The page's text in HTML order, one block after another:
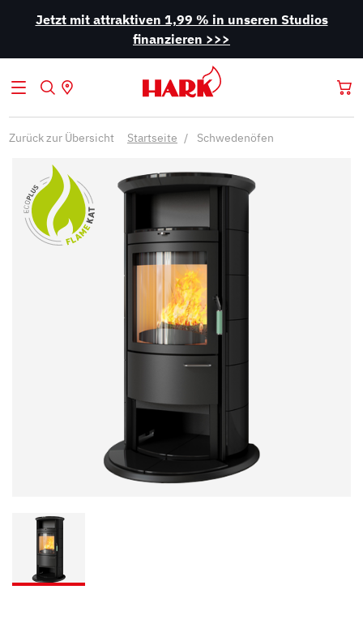
Jetzt mit attraktiven 1,99 % in unseren Studios
finanzieren >>>
Zurück zur Übersicht Startseite Schwedenöfen